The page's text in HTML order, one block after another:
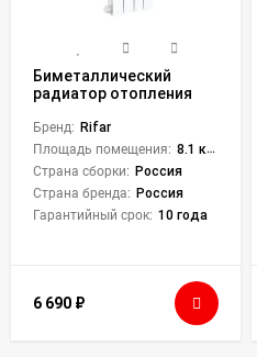
Биметаллический
радиатор отопления
BVR 4
Бренд: Rifar
Площадь помещения: 8.1 кв. м.
Страна сборки: Россия
Страна бренда: Россия
Гарантийный срок: 10 года
6 690 ₽